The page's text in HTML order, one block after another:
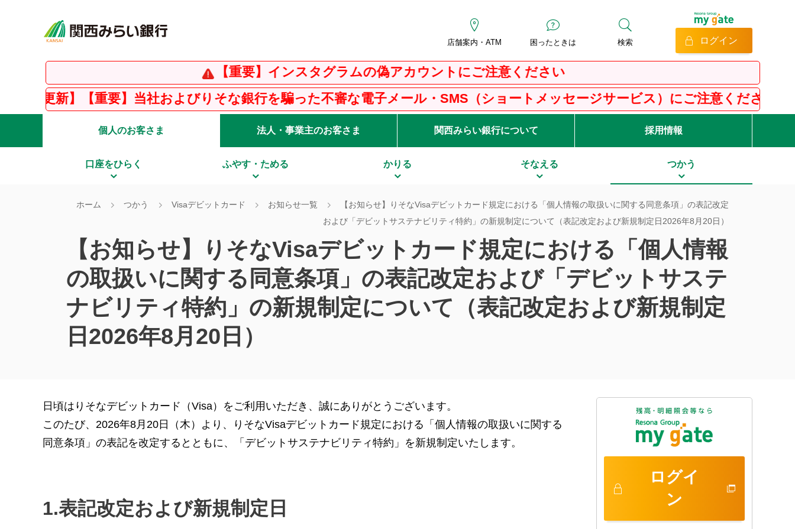
店舗案内・ATM 困ったときは 検索 ログイン
【重要】インスタグラムの偽アカウントにご注意ください
】【重要】当社およびりそな銀行を騙った不審な電子メール・SMS（ショートメッセージサービス）にご注意ください
個人のお客さま 法人・事業主のお客さま 関西みらい銀行について 採用情報
口座をひらく ふやす・ためる かりる そなえる つかう
ホーム つかう Visaデビットカード お知らせ一覧
【お知らせ】りそなVisaデビットカード規定における「個人情報の取扱いに関する同意条項」の表記改定
および「デビットサステナビリティ特約」の新規制定について（表記改定および新規制定日2026年8月20日）
【お知らせ】りそなVisaデビットカード規定における「個人情報
の取扱いに関する同意条項」の表記改定および「デビットサステ
ナビリティ特約」の新規制定について（表記改定および新規制定
日2026年8月20日）
日頃はりそなデビットカード（Visa）をご利用いただき、誠にありがとうございます。
このたび、2026年8月20日（木）より、りそなVisaデビットカード規定における「個人情報の取扱いに関する
同意条項」の表記を改定するとともに、「デビットサステナビリティ特約」を新規制定いたします。
1.表記改定および新規制定日
ログイ
ン